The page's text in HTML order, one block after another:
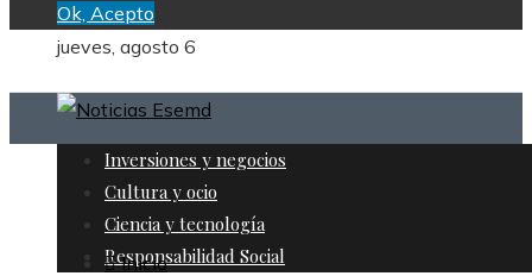
Ok, Acepto
jueves, agosto 6
Inversiones y negocios
Cultura y ocio
Ciencia y tecnología
Responsabilidad Social
Inicio